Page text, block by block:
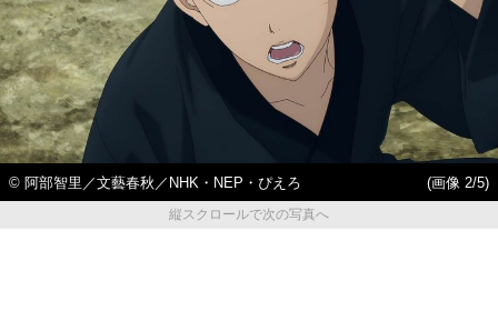
© 阿部智里／文藝春秋／NHK・NEP・ぴえろ
(画像 2/5)
縦スクロールで次の写真へ